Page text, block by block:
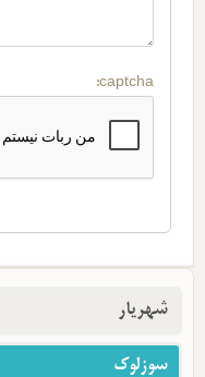
captcha:
شهریار
سوزلوک